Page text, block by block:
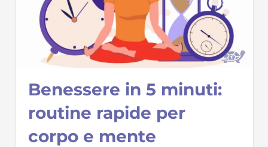
Benessere in 5 minuti:
routine rapide per
corpo e mente